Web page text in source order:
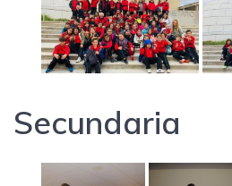
Secundaria